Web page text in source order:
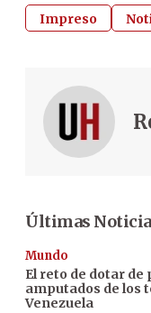
Impreso
Últimas
Mundo
El reto de dotar de
amputados de los
Venezuela